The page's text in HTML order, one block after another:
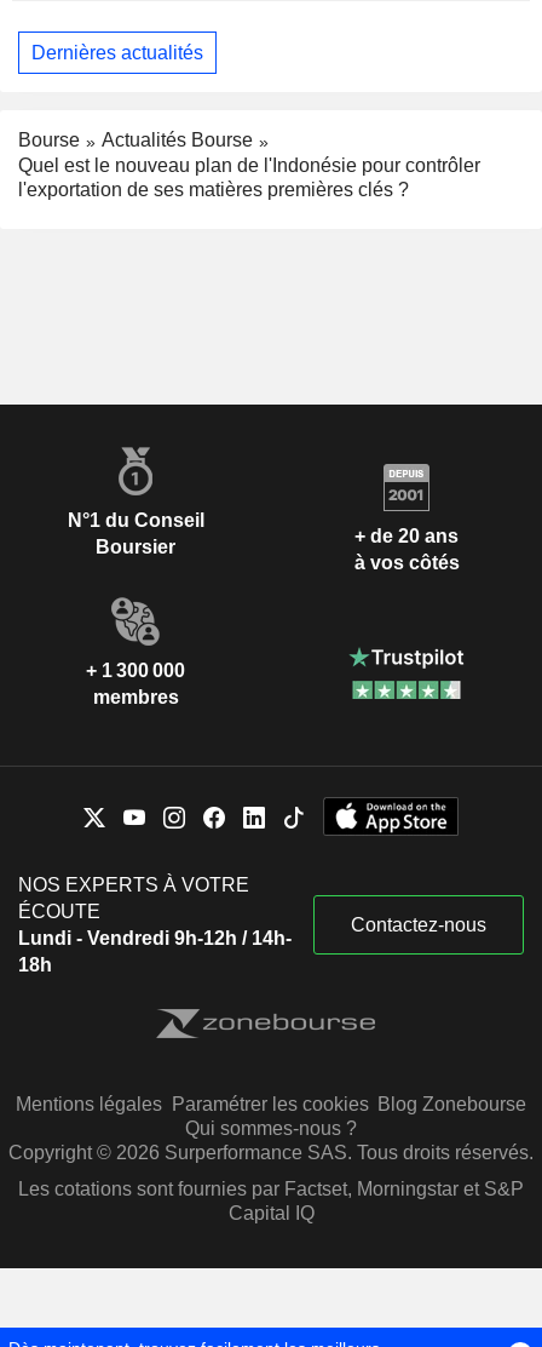
Dernières actualités
Bourse
Actualités Bourse
Quel est le nouveau plan de l'Indonésie pour contrôler
l'exportation de ses matières premières clés ?
N°1 du Conseil
Boursier
+ de 20 ans
à vos côtés
+ 1 300 000
membres
NOS EXPERTS À VOTRE
ÉCOUTE
Lundi - Vendredi 9h-12h / 14h-
18h
Contactez-nous
Mentions légales Paramétrer les cookies Blog Zonebourse
Qui sommes-nous ?
Copyright © 2026 Surperformance SAS. Tous droits réservés.
Les cotations sont fournies par Factset, Morningstar et S&P
Capital IQ